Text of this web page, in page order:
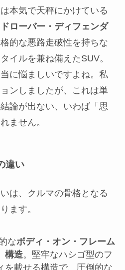
本気で天秤にかけている
ローバー・ディフェンダ
的な悪路走破性を持ちな
イルを兼ね備えたSUV。
に悩ましいですよね。私
ンしましたが、これは単
論が出ない、いわば「思
ません。
違い
は、クルマの骨格となる
ます。
なボディ・オン・フレーム
構造。堅牢なハシゴ型のフ
を載せる構造で、圧倒的な